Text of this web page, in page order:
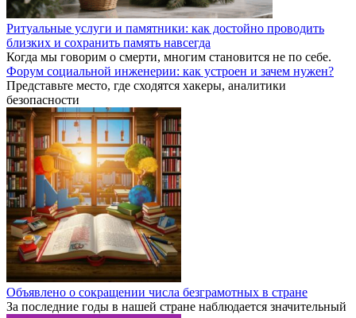
Ритуальные услуги и памятники: как достойно проводить
близких и сохранить память навсегда
Когда мы говорим о смерти, многим становится не по себе.
Форум социальной инженерии: как устроен и зачем нужен?
Представьте место, где сходятся хакеры, аналитики
безопасности
Объявлено о сокращении числа безграмотных в стране
За последние годы в нашей стране наблюдается значительный